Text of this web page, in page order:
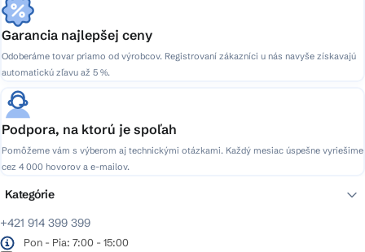
Garancia najlepšej ceny
Odoberáme tovar priamo od výrobcov. Registrovaní zákazníci u nás navyše získavajú
automatickú zľavu až 5 %.
Podpora, na ktorú je spoľah
Pomôžeme vám s výberom aj technickými otázkami. Každý mesiac úspešne vyriešime
cez 4 000 hovorov a e-mailov.
+421 914 399 399
Pon - Pia: 7:00 - 15:00
Kategórie